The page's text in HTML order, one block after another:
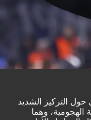
حول التركيز الشديد
الهجومية، وهما